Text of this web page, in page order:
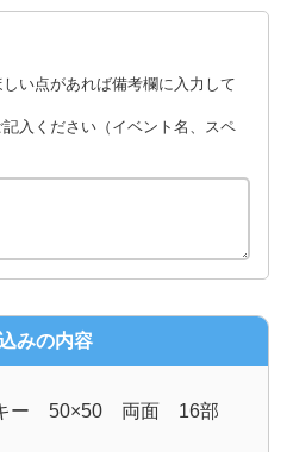
い点があれば備考欄に入力して
入ください（イベント名、スペ
みの内容
キー 50×50 両面 16部